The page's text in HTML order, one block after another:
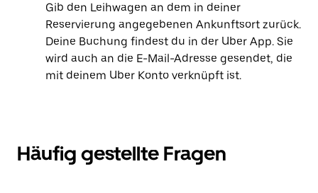
Gib den Leihwagen an dem in deiner
Reservierung angegebenen Ankunftsort zurück.
Deine Buchung findest du in der Uber App. Sie
wird auch an die E-Mail-Adresse gesendet, die
mit deinem Uber Konto verknüpft ist.
Häufig gestellte Fragen